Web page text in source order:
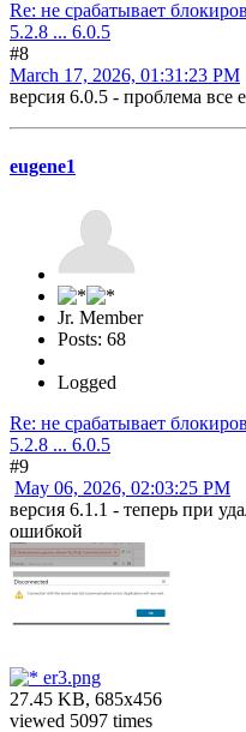
Re: не срабатывает
5.2.8 ... 6.0.5
#8
March 17, 2026, 01:31:23 PM
версия 6.0.5 - проблема все
eugene1
Jr. Member
Posts: 68
Logged
Re: не срабатывает
5.2.8 ... 6.0.5
#9
May 06, 2026, 02:03:25 PM
версия 6.1.1 - теперь при
ошибкой
er3.png
27.45 KB, 685x456
viewed 5097 times